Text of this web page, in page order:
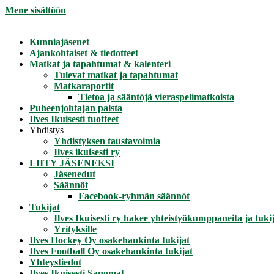
Mene sisältöön
Kunniajäsenet
Ajankohtaiset & tiedotteet
Matkat ja tapahtumat & kalenteri
Tulevat matkat ja tapahtumat
Matkaraportit
Tietoa ja sääntöjä vieraspelimatkoista
Puheenjohtajan palsta
Ilves Ikuisesti tuotteet
Yhdistys
Yhdistyksen taustavoimia
Ilves ikuisesti ry
LIITY JÄSENEKSI
Jäsenedut
Säännöt
Facebook-ryhmän säännöt
Tukijat
Ilves Ikuisesti ry hakee yhteistyökumppaneita ja
Yrityksille
Ilves Hockey Oy osakehankinta tukijat
Ilves Football Oy osakehankinta tukijat
Yhteystiedot